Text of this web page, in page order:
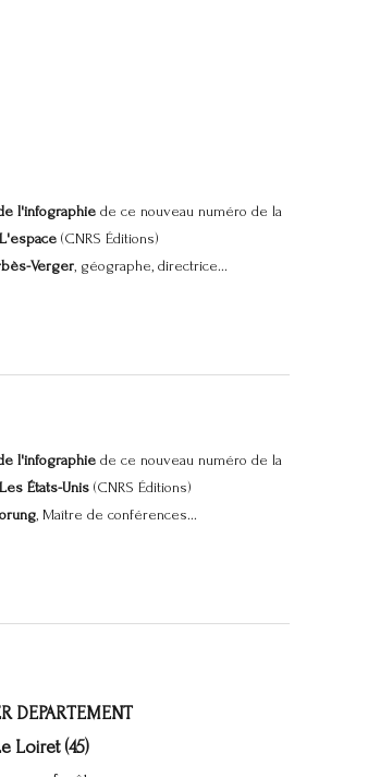
l'infographie de ce nouveau numéro de la
(CNRS Éditions)
Verger, géographe, directrice...
l'infographie de ce nouveau numéro de la
États-Unis (CNRS Éditions)
, Maître de conférences...
DEPARTEMENT
Loiret (45)